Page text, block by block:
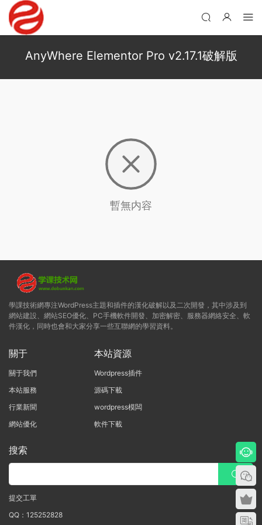
AnyWhere Elementor Pro v2.17.1破解版
暫無内容
學課技術網專注WordPress主題和插件的漢化破解以及二次開發，其中涉及到
網站建設、網站SEO優化、PC手機軟件開發、加密解密、服務器網絡安全、軟
件漢化，同時也會和大家分享一些互聯網的學習資料。
關于
關于我們
本站服務
行業新聞
網站優化
本站資源
Wordpress插件
源碼下載
wordpress模闆
軟件下載
搜索
提交工單
QQ：125252828